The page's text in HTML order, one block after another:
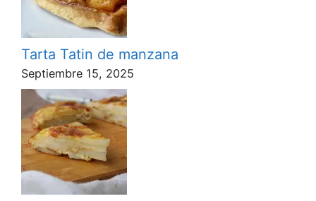
Tarta Tatin de manzana
Septiembre 15, 2025